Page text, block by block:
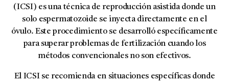
(ICSI) es una técnica de reproducción asistida donde un
solo espermatozoide se inyecta directamente en el
óvulo. Este procedimiento se desarrolló específicamente
para superar problemas de fertilización cuando los
métodos convencionales no son efectivos.
El ICSI se recomienda en situaciones específicas donde